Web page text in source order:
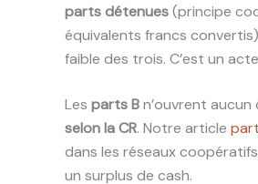
parts détenues(principe
équivalents francs
faible des trois. C’est un
Les parts Bn’ouvrent
selon la CR. Notre article
dans les réseaux
un surplus de cash.